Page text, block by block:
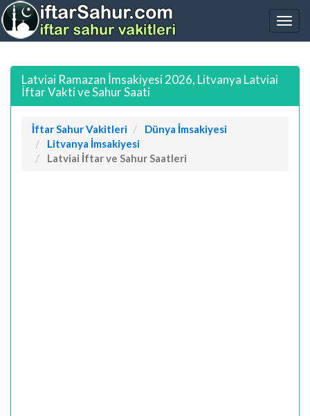
Latviai Ramazan İmsakiyesi 2026, Litvanya Latviai
İftar Vakti ve Sahur Saati
İftar Sahur Vakitleri
Dünya İmsakiyesi
Litvanya İmsakiyesi
Latviai İftar ve Sahur Saatleri